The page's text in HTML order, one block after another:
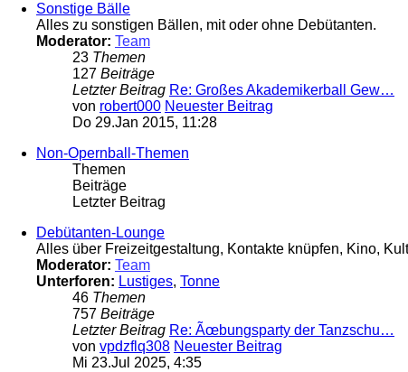
Sonstige Bälle
Alles zu sonstigen Bällen, mit oder ohne Debütanten.
Moderator: Team
23 Themen
127 Beiträge
Letzter Beitrag Re: Großes Akademikerball Gew…
von robert000 Neuester Beitrag
Do 29.Jan 2015, 11:28
Non-Opernball-Themen
Themen
Beiträge
Letzter Beitrag
Debütanten-Lounge
Alles über Freizeitgestaltung, Kontakte knüpfen, Kino,
Moderator: Team
Unterforen: Lustiges, Tonne
46 Themen
757 Beiträge
Letzter Beitrag Re: Ãœbungsparty der Tanzschu…
von vpdzflq308 Neuester Beitrag
Mi 23.Jul 2025, 4:35